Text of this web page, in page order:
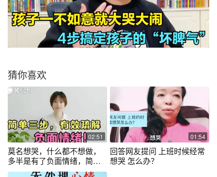
猜你喜欢
02:51
莫名想哭，什么都不想做，
多半是有了负面情绪，简单
三步有效疏解
01:54
回答网友提问 上班时候经常
想哭 怎么办？